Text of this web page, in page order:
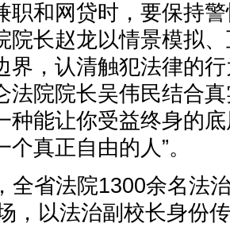
职和网贷时，要保持
院长赵龙以情景模拟
界，认清触犯法律的
法院院长吴伟民结合
种能让你受益终身的
真正自由的人”。
全省法院1300余名法
，以法治副校长身份